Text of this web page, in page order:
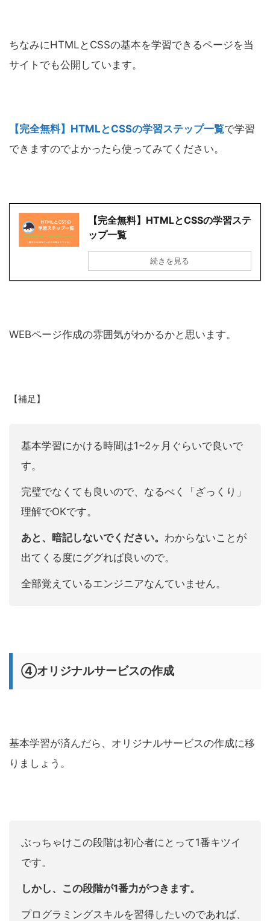
ちなみにHTMLとCSSの基本を学習できるページを当
サイトでも公開しています。
【完全無料】HTMLとCSSの学習ステップ一覧で学習
できますのでよかったら使ってみてください。
【完全無料】HTMLとCSSの学習ステ
ップ一覧
続きを見る
WEBページ作成の雰囲気がわかるかと思います。
【補足】
基本学習にかける時間は1~2ヶ月ぐらいで良いで
す。
完璧でなくても良いので、なるべく「ざっくり」
理解でOKです。
あと、暗記しないでください。 わからないことが
出てくる度にググれば良いので。
全部覚えているエンジニアなんていません。
④オリジナルサービスの作成
基本学習が済んだら、オリジナルサービスの作成に移
りましょう。
ぶっちゃけこの段階は初心者にとって1番キツイ
です。
しかし、この段階が1番力がつきます。
プログラミングスキルを習得したいのであれば、